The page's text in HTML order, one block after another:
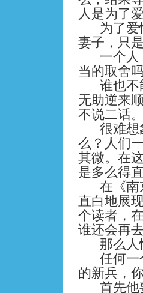
人是为了
为了
妻子，只
一个
当的取舍
谁也不
无助逆来
不说二话。
很难想
么？人们
其微。在
是多么得直
在《南
直白地展
个读者，
谁还会再
那么
任何一
的新兵，
首先他